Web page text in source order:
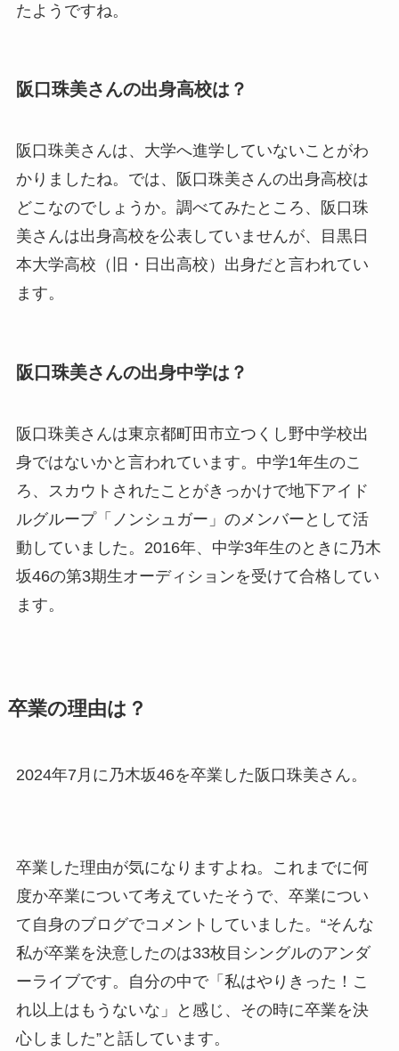
たようですね。
阪口珠美さんの出身高校は？
阪口珠美さんは、大学へ進学していないことがわ
かりましたね。では、阪口珠美さんの出身高校は
どこなのでしょうか。調べてみたところ、阪口珠
美さんは出身高校を公表していませんが、目黒日
本大学高校（旧・日出高校）出身だと言われてい
ます。
阪口珠美さんの出身中学は？
阪口珠美さんは東京都町田市立つくし野中学校出
身ではないかと言われています。中学1年生のこ
ろ、スカウトされたことがきっかけで地下アイド
ルグループ「ノンシュガー」のメンバーとして活
動していました。2016年、中学3年生のときに乃木
坂46の第3期生オーディションを受けて合格してい
ます。
卒業の理由は？
2024年7月に乃木坂46を卒業した阪口珠美さん。
卒業した理由が気になりますよね。これまでに何
度か卒業について考えていたそうで、卒業につい
て自身のブログでコメントしていました。“そんな
私が卒業を決意したのは33枚目シングルのアンダ
ーライブです。自分の中で「私はやりきった！こ
れ以上はもうないな」と感じ、その時に卒業を決
心しました”と話しています。